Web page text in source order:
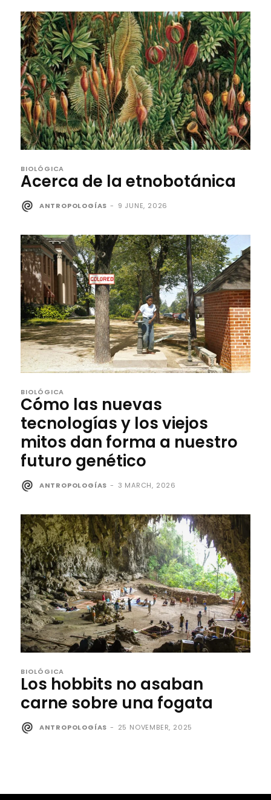
BIOLÓGICA
Acerca de la etnobotánica
ANTROPOLOGÍAS - 9 JUNE, 2026
BIOLÓGICA
Cómo las nuevas
tecnologías y los viejos
mitos dan forma a nuestro
futuro genético
ANTROPOLOGÍAS - 3 MARCH, 2026
BIOLÓGICA
Los hobbits no asaban
carne sobre una fogata
ANTROPOLOGÍAS - 25 NOVEMBER, 2025